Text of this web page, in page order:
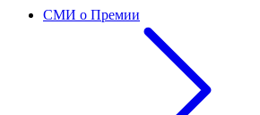
СМИ о Премии